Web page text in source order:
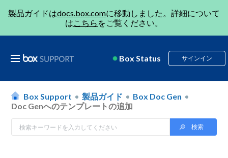
製品ガイドはdocs.box.comに移動しました。詳細について
はこちら をご覧ください。
Box Status サインイン
Box Support 製品ガイド
Box Doc Gen
Doc Genへのテンプレートの追加